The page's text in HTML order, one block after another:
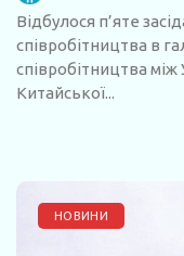
Відбулося п’яте
співробітництва в
співробітництва
Китайської...
НОВИНИ